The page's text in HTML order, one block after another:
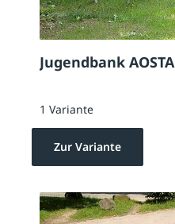
Jugendbank AOSTA
1 Variante
Zur Variante